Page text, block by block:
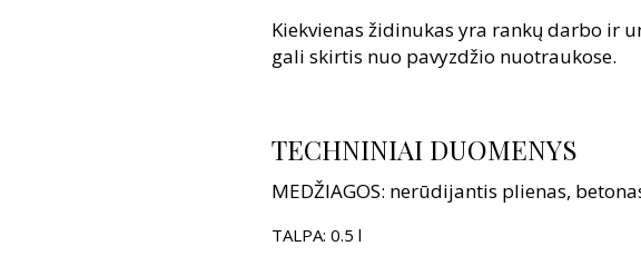
Kiekvienas židinukas yra rankų darbo ir
gali skirtis nuo pavyzdžio nuotraukose.
TECHNINIAI DUOMENYS
MEDŽIAGOS: nerūdijantis plienas,
TALPA: 0.5 l